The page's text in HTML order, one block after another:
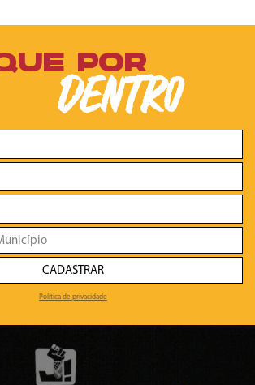
POR
DENTRO
CADASTRAR
Política de privacidade